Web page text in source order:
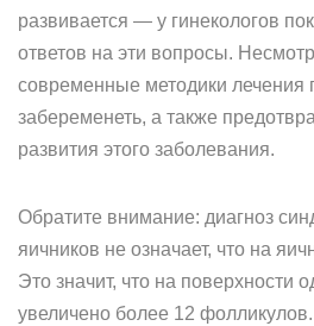
развивается — у гинекологов
ответов на эти вопросы.
современные методики
забеременеть, а также
развития этого заболевания.
Обратите внимание: диагноз
яичников не означает, что на
Это значит, что на поверхности
увеличено более 12